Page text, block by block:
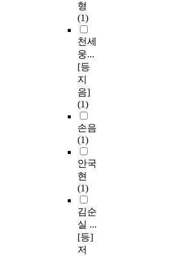
형
(1)
천세
웅...
[등
지
음]
(1)
손음
(1)
안국
현
(1)
김순
실 ...
[등]
저